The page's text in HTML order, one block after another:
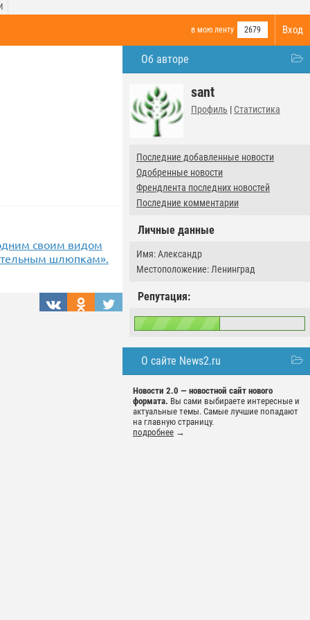
Вход
в мою ленту 2679
Об авторе
sant
Профиль | Статистика
Последние добавленные новости
Одобренные новости
Френдлента последних новостей
Последние комментарии
Личные данные
Имя: Александр
Местоположение: Ленинград
Репутация:
О сайте News2.ru
Новости 2.0 — новостной сайт нового
формата. Вы сами выбираете интересные и
актуальные темы. Самые лучшие попадают
на главную страницу.
подробнее →
своим видом
шлюпкам».